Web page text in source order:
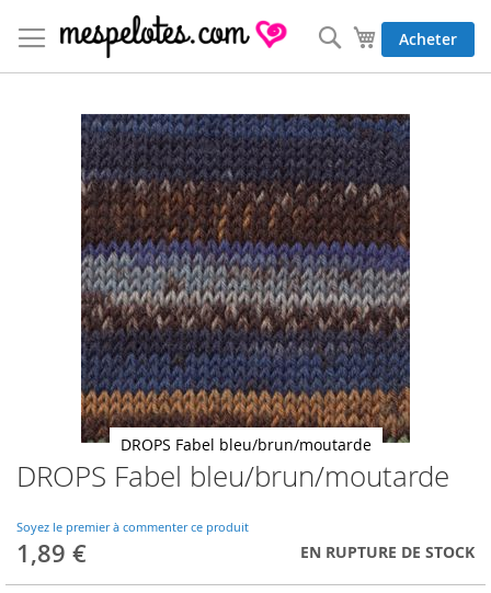
au
contenu
Mon panier
Acheter
Rechercher
DROPS Fabel bleu/brun/moutarde
Soyez le premier à commenter ce produit
1,89 € EN RUPTURE DE STOCK
DROPS Fabel bleu/brun/moutarde
Skip
to
beginning
of
the